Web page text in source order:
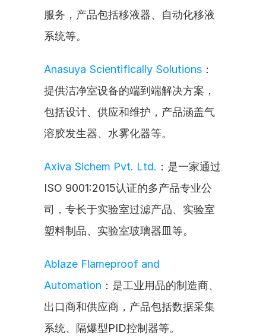
服务，产品包括移液器、自动化移液
系统等。
Anasuya Scientifically Solutions ：
提供洁净室设备的端到端解决方案，
包括设计、供应和维护，产品涵盖气
溶胶发生器、水雾化器等。
Axiva Sichem Pvt. Ltd. ：是一家通过
ISO 9001:2015认证的多产品专业公
司，专长于实验室过滤产品、实验室
塑料制品、实验室玻璃器皿等。
Ablaze Flameproof and
Automation ：是工业用品的制造商、
出口商和供应商，产品包括数据采集
系统、隔爆型PID控制器等。